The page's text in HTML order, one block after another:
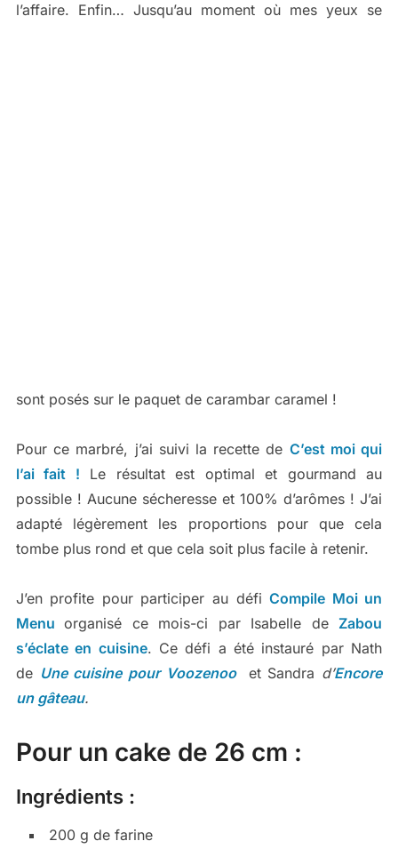
l’affaire. Enfin… Jusqu’au moment où mes yeux se
sont posés sur le paquet de carambar caramel !
Pour ce marbré, j’ai suivi la recette de C’est moi qui
l’ai fait ! Le résultat est optimal et gourmand au
possible ! Aucune sécheresse et 100% d’arômes ! J’ai
adapté légèrement les proportions pour que cela
tombe plus rond et que cela soit plus facile à retenir.
J’en profite pour participer au défiCompile Moi un
Menuorganisé ce mois-ci par Isabelle de Zabou
s’éclate en cuisine. Ce défi a été instauré par Nath
de Une cuisine pour Voozenoo et Sandra d’Encore
un gâteau.
Pour un cake de 26 cm :
Ingrédients :
200 g de farine